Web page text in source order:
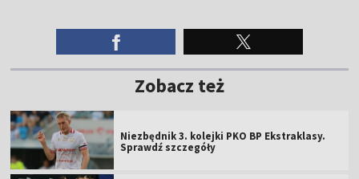
Zobacz też
Niezbędnik 3. kolejki PKO BP Ekstraklasy.
Sprawdź szczegóły